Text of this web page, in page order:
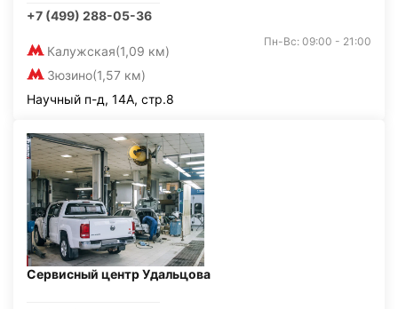
+7 (499) 288-05-36
Калужская(1,09 км)
Зюзино(1,57 км)
Пн-Вс: 09:00 - 21:00
Научный п-д, 14А, стр.8
Сервисный центр Удальцова